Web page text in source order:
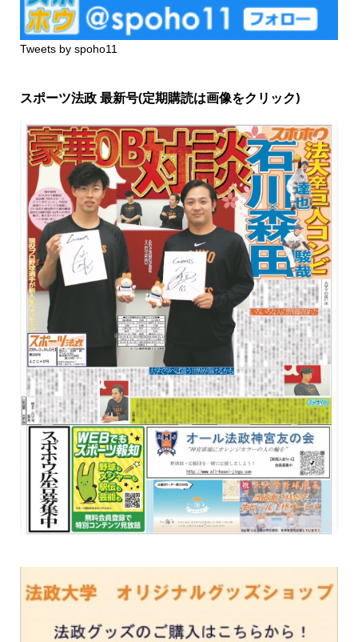
Tweets by spoho11
スポーツ法政 最新号(定期購読は画像をクリック)